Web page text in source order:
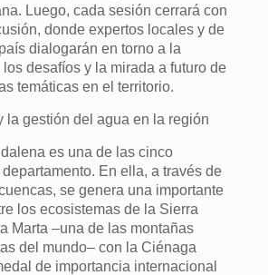
Luego, cada sesión cerrará con
donde expertos locales y de
dialogarán en torno a la
desafíos y la mirada a futuro de
temáticas en el territorio.
la gestión del agua en la región
es una de las cinco
En ella, a través de
se genera una importante
los ecosistemas de la Sierra
Marta –una de las montañas
del mundo– con la Ciénaga
de importancia internacional